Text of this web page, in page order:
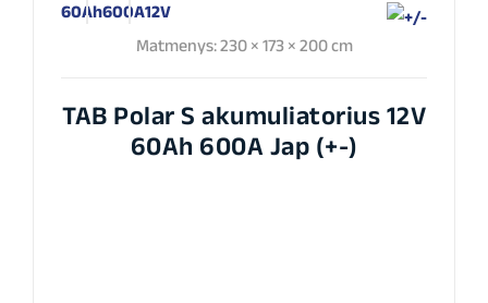
60Ah600A12V
Matmenys: 230 × 173 × 200 cm
TAB Polar S akumuliatorius 12V
60Ah 600A Jap (+-)